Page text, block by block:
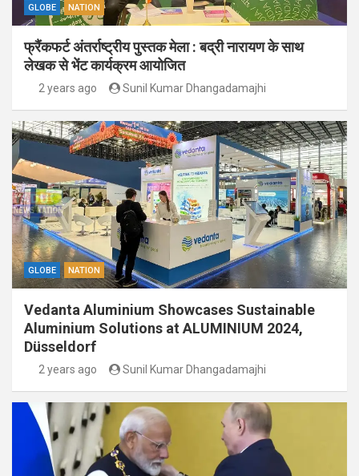
GLOBE NATION
फ्रैंकफर्ट अंतर्राष्ट्रीय पुस्तक मेला : बद्री नारायण के साथ
लेखक से भेंट कार्यक्रम आयोजित
2 years ago Sunil Kumar Dhangadamajhi
GLOBE NATION
Vedanta Aluminium Showcases Sustainable
Aluminium Solutions at ALUMINIUM 2024,
Düsseldorf
2 years ago Sunil Kumar Dhangadamajhi